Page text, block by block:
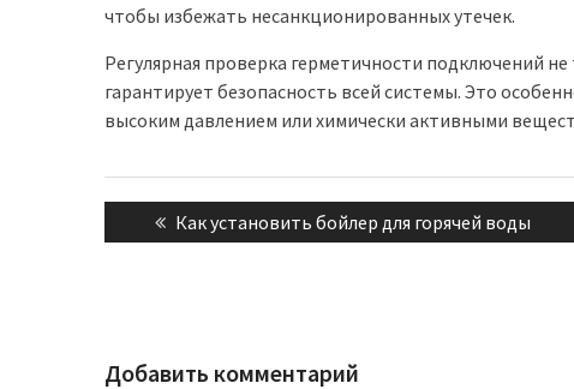
чтобы избежать несанкционированных утечек.
Регулярная проверка герметичности подключений
гарантирует безопасность всей системы. Это
высоким давлением или химически активными
Навигация
по
Previous
post:
Как установить бойлер для горячей воды
Добавить комментарий